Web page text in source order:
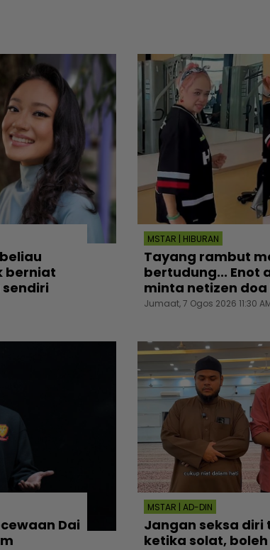
berniat
MSTAR | HIBURAN
Tayang rambut
bertudung... Enot
minta netizen
Jumaat, 7 Ogos 2026 11:30
Dai
MSTAR | AD-DIN
Jangan seksa
ketika solat,